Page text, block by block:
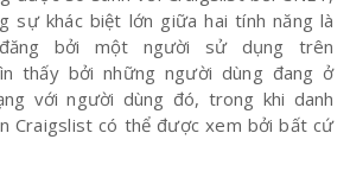
sự khác biệt lớn giữa hai tính năng là
bởi một người sử dụng trên
thấy bởi những người dùng đang ở
với người dùng đó, trong khi danh
Craigslist có thể được xem bởi bất cứ